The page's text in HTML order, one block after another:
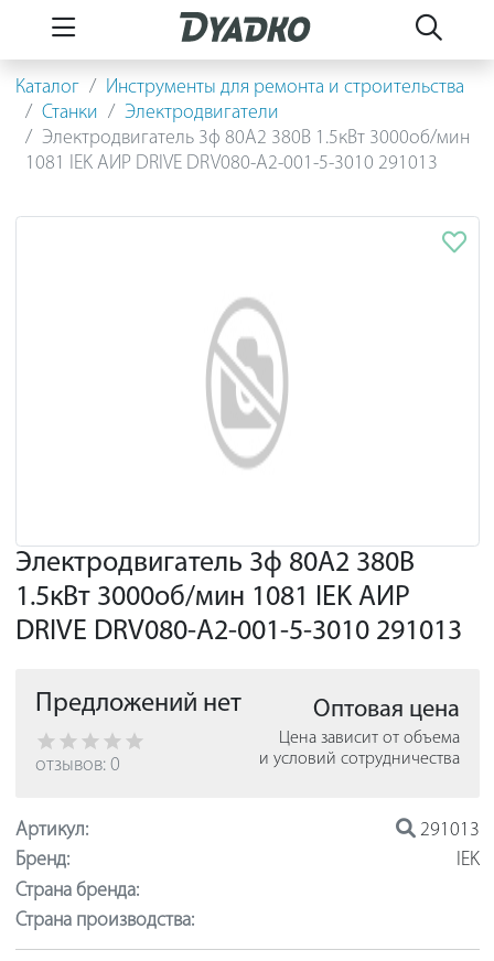
Каталог
Инструменты для ремонта и строительства
Станки
Электродвигатели
Электродвигатель 3ф 80A2 380В 1.5кВт 3000об/мин
1081 IEK АИР DRIVE DRV080-A2-001-5-3010 291013
Электродвигатель 3ф 80A2 380В
1.5кВт 3000об/мин 1081 IEK АИР
DRIVE DRV080-A2-001-5-3010 291013
Предложений нет
отзывов: 0
Оптовая цена
Цена зависит от объема
и условий сотрудничества
Артикул:
291013
Бренд:
IEK
Страна бренда:
Страна производства: